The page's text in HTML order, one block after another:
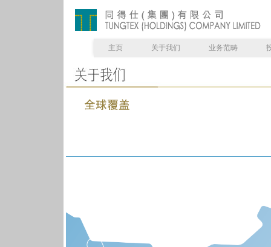
主页 关于我们 业务范畴